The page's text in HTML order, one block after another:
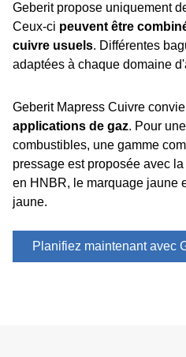
Geberit propose uniquement
Ceux-ci peuvent être
cuivre usuels. Différentes
adaptées à chaque domaine
Geberit Mapress Cuivre
applications de gaz. Pour
combustibles, une gamme
pressage est proposée avec
en HNBR, le marquage jaune
jaune.
Planifiez maintenant avec